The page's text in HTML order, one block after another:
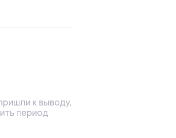
к выводу,
период